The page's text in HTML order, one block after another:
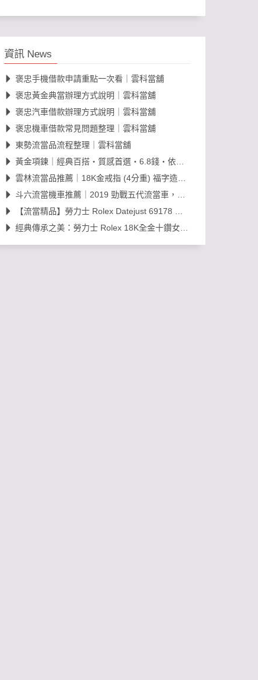
資訊 News
褒忠手機借款申請重點一次看｜雲科當舖
褒忠黃金典當辦理方式說明｜雲科當舖
褒忠汽車借款辦理方式說明｜雲科當舖
褒忠機車借款常見問題整理｜雲科當舖
東勢流當品流程整理｜雲科當舖
黃金項鍊｜經典百搭・質感首選・6.8錢・依當日金價販售，免工錢更划算
雲林流當品推薦｜18K金戒指 (4分重) 福字造型開運金飾，日常百搭超值選！
斗六流當機車推薦｜2019 勁戰五代流當車，里程約 38,000km，可現場賞車議價
【流當精品】勞力士 Rolex Datejust 69178 經典 18K 金鑽石女錶｜原裝 203
經典傳承之美：勞力士 Rolex 18K全金十鑽女錶，搭載 Cal. 2030 機芯的黃金年代